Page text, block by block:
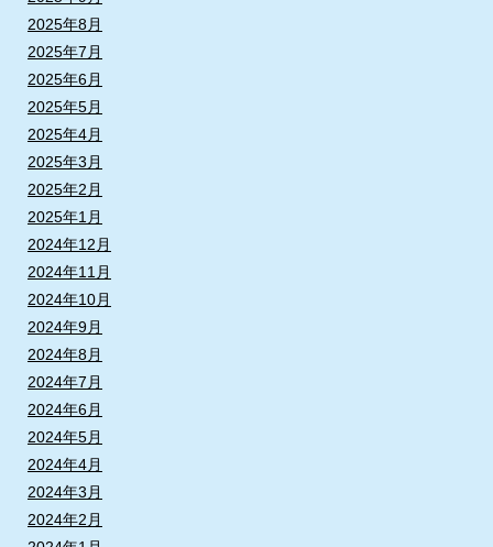
2025年8月
2025年7月
2025年6月
2025年5月
2025年4月
2025年3月
2025年2月
2025年1月
2024年12月
2024年11月
2024年10月
2024年9月
2024年8月
2024年7月
2024年6月
2024年5月
2024年4月
2024年3月
2024年2月